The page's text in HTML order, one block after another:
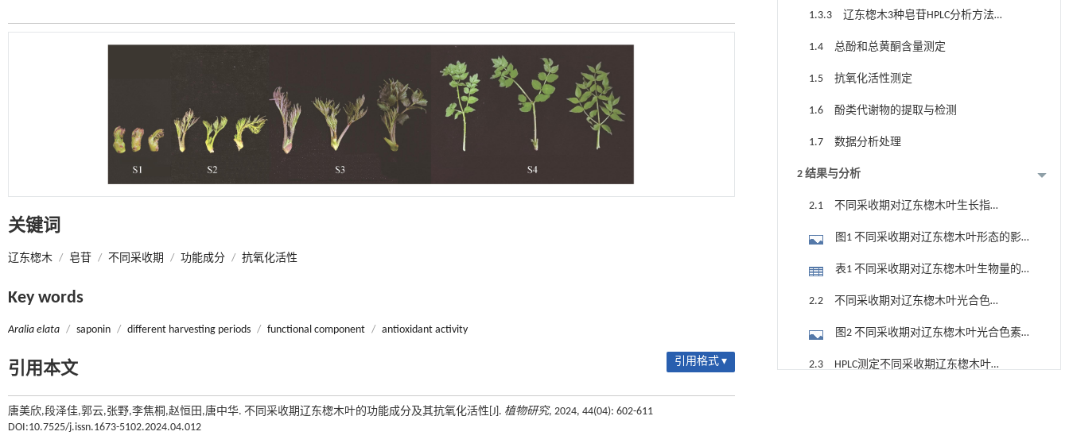
关键词
辽东楤木 / 皂苷 / 不同采收期 / 功能成分 / 抗氧化活性
Key words
Aralia elata / saponin / different harvesting periods / functional component / antioxidant activity
引用本文 引用格式 ▾
唐美欣,段泽佳,郭云,张野,李焦桐,赵恒田,唐中华. 不同采收期辽东楤木叶的功能成分及其抗氧化活性[J]. 植物研究, 2024, 44(04): 602-611
DOI:10.7525/j.issn.1673-5102.2024.04.012
1.3.3 辽东楤木3种皂苷HPLC分析方法
1.4 总酚和总黄酮含量测定
1.5 抗氧化活性测定
1.6 酚类代谢物的提取与检测
1.7 数据分析处理
2 结果与分析
2.1 不同采收期对辽东楤木叶生长指标
图1 不同采收期对辽东楤木叶形态的影
表1 不同采收期对辽东楤木叶生物量的
2.2 不同采收期对辽东楤木叶光合色素
图2 不同采收期对辽东楤木叶光合色素
2.3 HPLC测定不同采收期辽东楤木叶中